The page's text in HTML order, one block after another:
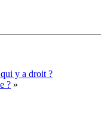
y a droit ?
? »